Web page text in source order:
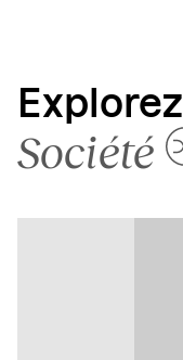
Explorez
Société